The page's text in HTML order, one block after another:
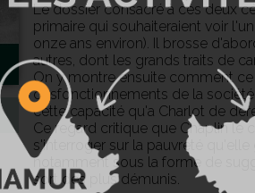
Le dossier consacré à ces deux
primaire qui souhaiteraient voir
onze ans environ). Il brosse
autres, dont les grands traits de
On y montre ensuite comment
dysfonctionnements de la
cette capacité qu'a Charlot de
Ce regard critique que Chaplin le
s'interroger sur la pauvreté
notamment sous la forme de
sort des plus démunis.